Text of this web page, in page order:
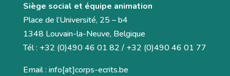
Siège social et équipe animation
Place de l’Université, 25 – b4
1348 Louvain-la-Neuve, Belgique
Tél : +32 (0)490 46 01 82 / +32 (0)490 46 01 77
Email : info[at]corps-ecrits.be